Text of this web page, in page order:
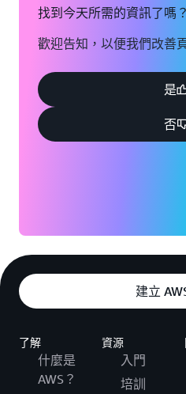
找到今天所需的資訊了嗎？
歡迎告知，以便我們改善
是
否
建立
了解
什麼是
AWS？
資源
入門
培訓